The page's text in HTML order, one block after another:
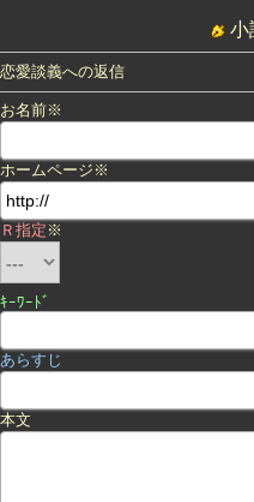
小
恋愛談義への返信
お名前※
ホームページ※
Ｒ指定 ※
ｷｰﾜｰﾄﾞ
あらすじ
本文